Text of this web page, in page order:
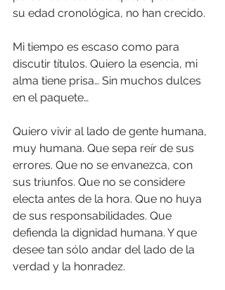
su edad cronológica, no han crecido.
Mi tiempo es escaso como para
discutir títulos. Quiero la esencia, mi
alma tiene prisa… Sin muchos dulces
en el paquete…
Quiero vivir al lado de gente humana,
muy humana. Que sepa reír de sus
errores. Que no se envanezca, con
sus triunfos. Que no se considere
electa antes de la hora. Que no huya
de sus responsabilidades. Que
defienda la dignidad humana. Y que
desee tan sólo andar del lado de la
verdad y la honradez.